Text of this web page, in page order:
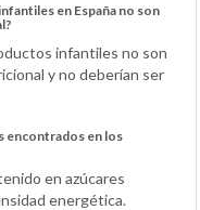
en España no son
infantiles no son
y no deberían ser
encontrados en los
en azúcares
energética.